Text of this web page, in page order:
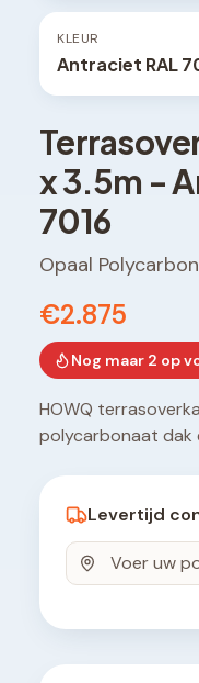
KLEUR
Antraciet RAL
x3.5m -
7016
Opaal
€2.875
Nog maar 2 op
HOWQ
polycarbonaat dak
Levertijd